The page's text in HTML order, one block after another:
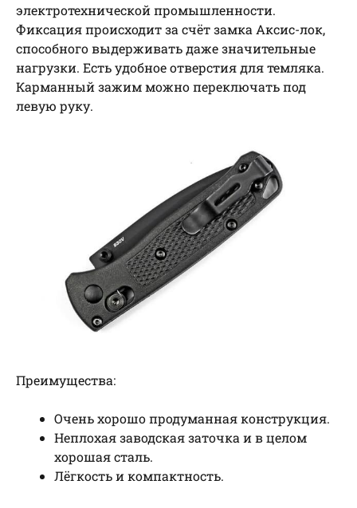
электротехнической промышленности.
Фиксация происходит за счёт замка Аксис-лок,
способного выдерживать даже значительные
нагрузки. Есть удобное отверстия для темляка.
Карманный зажим можно переключать под
левую руку.
Преимущества:
Очень хорошо продуманная конструкция.
Неплохая заводская заточка и в целом
хорошая сталь.
Лёгкость и компактность.